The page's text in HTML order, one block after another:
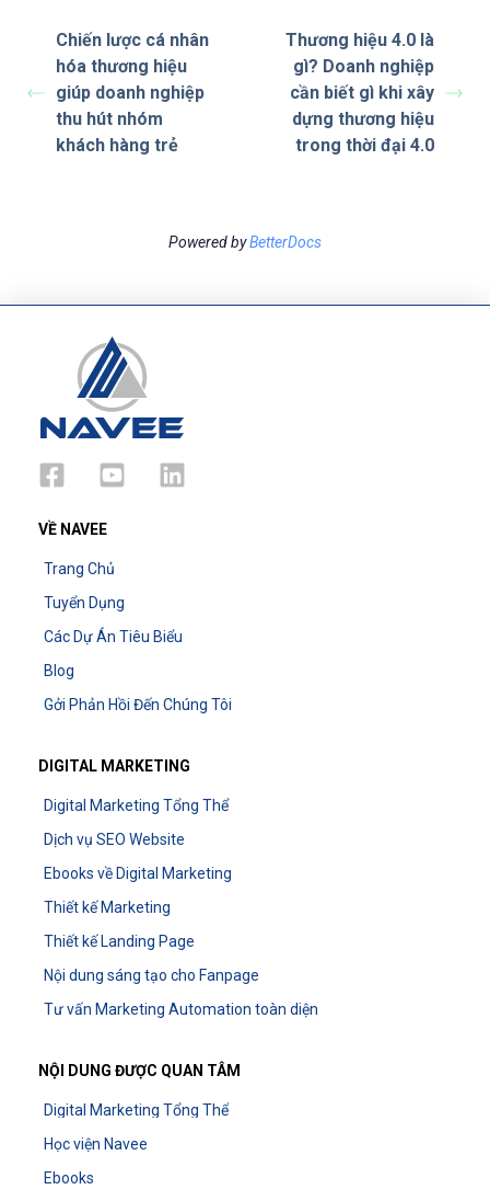
Chiến lược cá nhân
hóa thương hiệu
giúp doanh nghiệp
thu hút nhóm
khách hàng trẻ
Thương hiệu 4.0 là
gì? Doanh nghiệp
cần biết gì khi xây
dựng thương hiệu
trong thời đại 4.0
Powered byBetterDocs
VỀ NAVEE
Trang Chủ
Tuyển Dụng
Các Dự Án Tiêu Biểu
Blog
Gởi Phản Hồi Đến Chúng Tôi
DIGITAL MARKETING
Digital Marketing Tổng Thể
Dịch vụ SEO Website
Ebooks về Digital Marketing
Thiết kế Marketing
Thiết kế Landing Page
Nội dung sáng tạo cho Fanpage
Tư vấn Marketing Automation toàn diện
NỘI DUNG ĐƯỢC QUAN TÂM
Digital Marketing Tổng Thể
Học viện Navee
Ebooks